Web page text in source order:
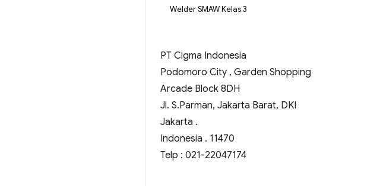
Welder SMAW Kelas 3
PT Cigma Indonesia
Podomoro City , Garden Shopping
Arcade Block 8DH
Jl. S.Parman, Jakarta Barat, DKI
Jakarta .
Indonesia . 11470
Telp : 021-22047174